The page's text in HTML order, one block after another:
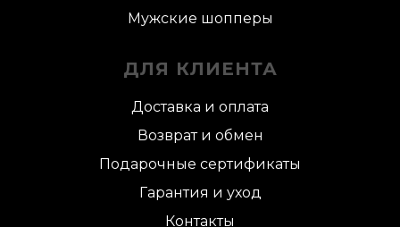
ДЛЯ КЛИЕНТА
Доставка и оплата
Возврат и обмен
Подарочные сертификаты
Гарантия и уход
Контакты
Мужские шопперы